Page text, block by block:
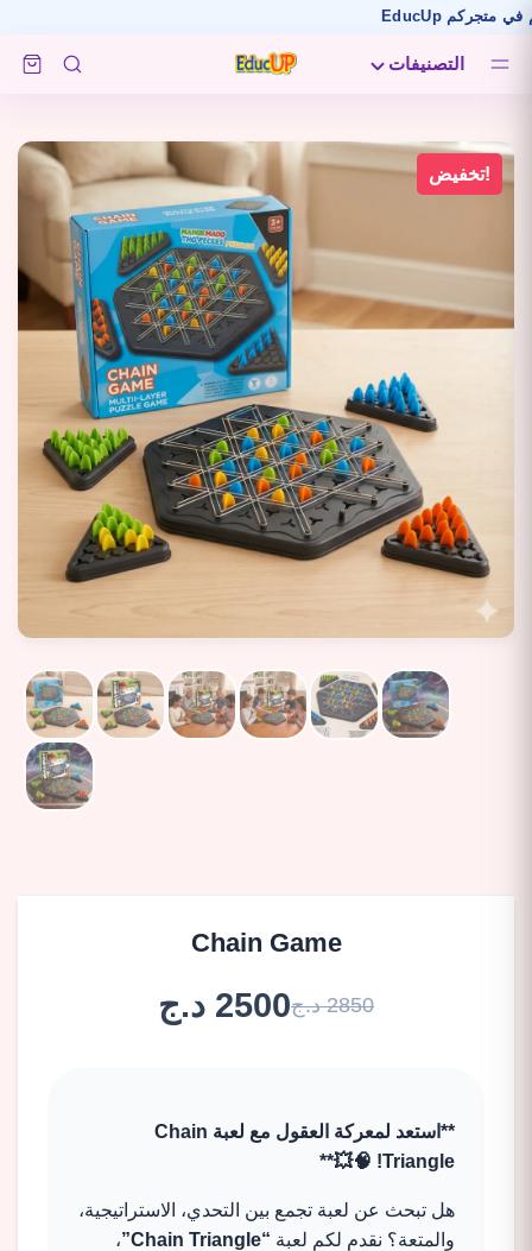
التصنيفات
تخفيض!
Chain Game
2850 د.ج 2500 د.ج
**استعد لمعركة العقول مع لعبة Chain
Triangle! 🧠💥**
هل تبحث عن لعبة تجمع بين التحدي، الاستراتيجية،
والمتعة؟ نقدم لكم لعبة “Chain Triangle”
،